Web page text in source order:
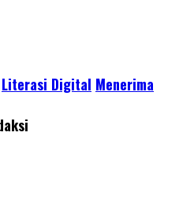
Literasi Digital Menerima